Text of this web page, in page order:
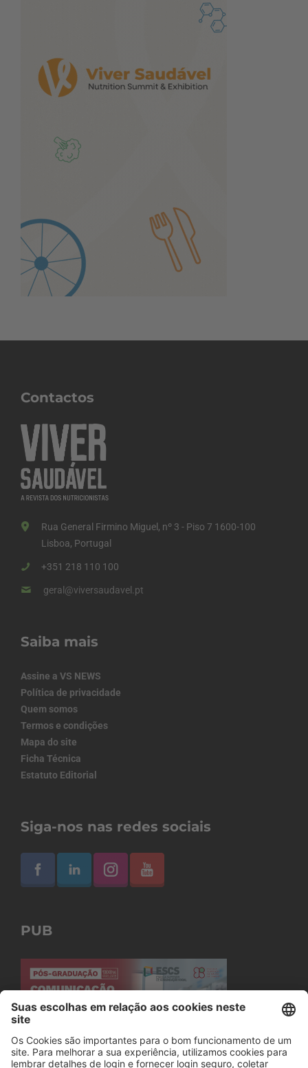
Contactos
Rua General Firmino Miguel, nº 3 - Piso 7 1600-100
Lisboa, Portugal
+351 218 110 100
geral@viversaudavel.pt
Saiba mais
Assine a VS NEWS
Política de privacidade
Quem somos
Termos e condições
Mapa do site
Ficha Técnica
Estatuto Editorial
Siga-nos nas redes sociais
PUB